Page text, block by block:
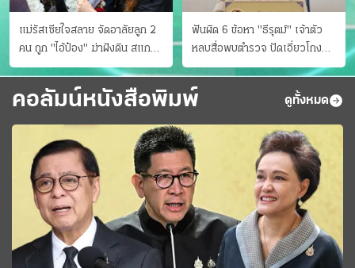
แม่รัสเซียใจสลาย จัดอาลัยลูก 2
คน ถูก "ไอ้ป๋อง" ฆ่าฝังดิน สแกน
ไม่มีศพเพิ่ม
ฟันผิด 6 ข้อหา "ธีรุตม์" เจ้าตัว
หลบสื่อพบตำรวจ ปัดเอี่ยวโกง
สอบท้องถิ่น จ่อบี้รํ่ารวยมากปกติ
คอลัมน์หนังสือพิมพ์ ดูทั้งหมด